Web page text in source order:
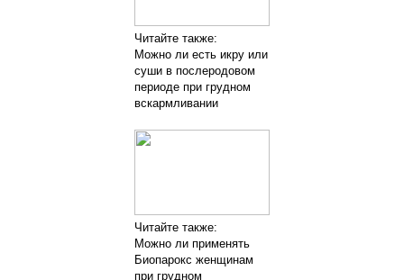
Читайте также:
Можно ли есть икру или
суши в послеродовом
периоде при грудном
вскармливании
Читайте также:
Можно ли применять
Биопарокс женщинам
при грудном